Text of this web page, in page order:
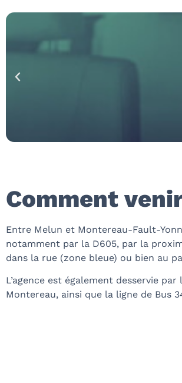
Comment
Entre Melun et Montereau-Fault-
notamment par la D605, par la
dans la rue (zone bleue) ou bien au
L’agence est également desservie
Montereau, ainsi que la ligne de Bus